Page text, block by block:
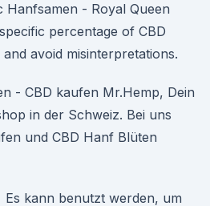
Hanfsamen - Royal Queen
percentage of CBD
avoid misinterpretations.
- CBD kaufen Mr.Hemp, Dein
in der Schweiz. Bei uns
und CBD Hanf Blüten
Es kann benutzt werden, um